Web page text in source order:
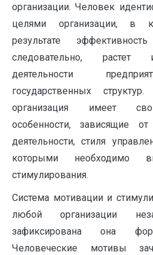
организации. Человек
целями организации, в
результате
следовательно, растет
деятельности
государственных
организация имеет
особенности, зависящие
деятельности, стиля
которыми необходимо
стимулирования.
Система мотивации и
любой организации
зафиксирована она
Человеческие мотивы